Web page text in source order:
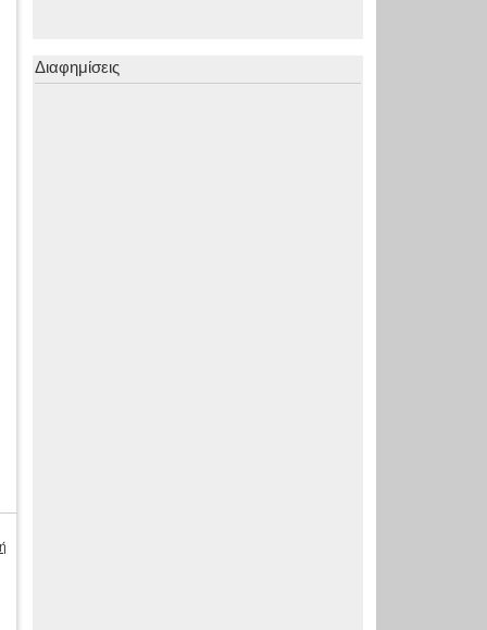
Διαφημίσεις